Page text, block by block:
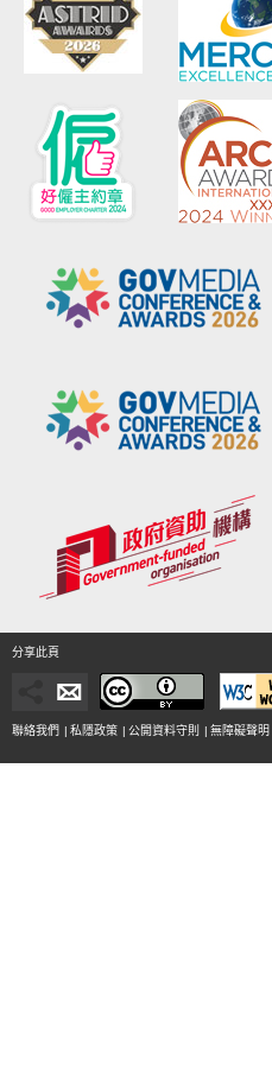
分享此頁
聯絡我們 | 私隱政策 | 公開資料守則 | 無障礙聲明